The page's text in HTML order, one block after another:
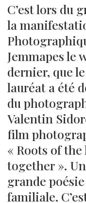
C’est lors du
la
Jemmapes le
dernier, que
lauréat a été
du
Valentin
film
« Roots of
together ».
grande
familiale.